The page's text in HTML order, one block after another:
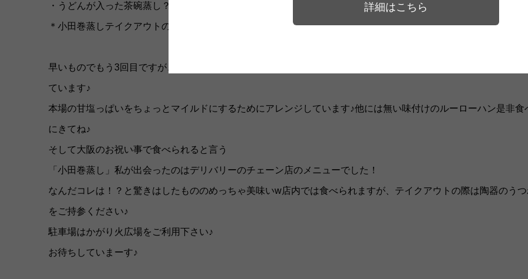
・うどんが入った茶碗蒸し？！小田巻蒸し
＊小田巻蒸しテイクアウトの場合陶器のうつわをご持参ください♪
早いものでもう3回目ですが、暖かくなったのでアジアンな感じで♪ルーローハンは旬のタケノコと椎茸が沢山入っ
ています♪
本場の甘塩っぱいをちょっとマイルドにするためにアレンジしています♪他には無い味付けのルーローハン是非食
にきてね♪
そして大阪のお祝い事で食べられると言う
「小田巻蒸し」私が出会ったのはデリバリーのチェーン店のメニューでした！
なんだコレは！？と驚きはしたもののめっちゃ美味いw店内では食べられますが、テイクアウトの際は陶器のうつ
をご持参ください♪
駐車場はかがり火広場をご利用下さい♪
お待ちしていまーす♪
詳細はこちら